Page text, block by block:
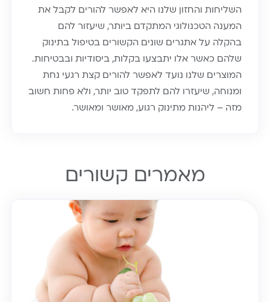
השליחות והחזון שלנו היא לאפשר להורים לקבל את
המענה הטכנולוגי המתקדם ביותר, שיעזור להם
בהקלה על אתגרים שונים הקשורים בטיפול בתינוק
שלהם כאשר אלו יתבצעו בקלות, ביסודיות ובבטיחות.
המוצרים שלנו נועד לאפשר להורים קצת רגעי נחת
ומנוחה, שיעזרו להם לתפקד טוב יותר, ולא פחות חשוב
מזה – ליהנות מתינוק רגוע, מאושר ומאושר.
מאמרים קשורים